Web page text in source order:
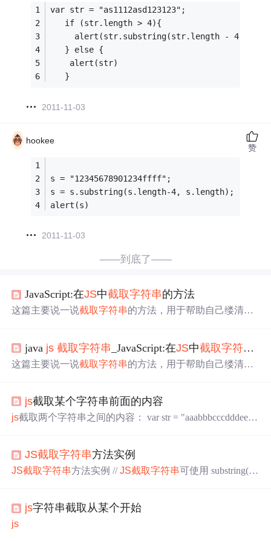
var str = "as1112asd123123";
   if (str.length > 4){
   	 alert(str.substring(str.length - 4))
   } else {
   	alert(str)
   }
2011-11-03
hookee
s = "12345678901234ffff";
s = s.substring(s.length-4, s.length);
alert(s)
2011-11-03
赞
——到底了——
JavaScript:在JS中截取字符串的方法
这篇主要说一说截取字符串的方法，用于帮助自己缕清方
方法有slice()、substring()、substr()这三种方法，我主要为了
捋清楚这三种方法的相同点与不同点，在什么情况下适用
出的链接是Javascript Array对象的 slice()方法，是对数组的
操作。
java js 截取字符串 _JavaScript:在JS中截取字符串
这篇主要说一说截取字符串的方法，用于帮助自己缕清方
有slice()、substring()、substr()这三种方法，我主要为了捋清
楚这三种方法的相同点与不同点，在什么情况下适用于哪
js截取某个字符串前面的内容
js截取两个字符串之间的内容： var str = "aaabbbcccdddeeeff
f"; tr = str.match(/(\S*)fff/)[1]; alert...
JS截取字符串方法实例
JS截取字符串方法实例 //JS截取字符串可使用 substring()
不包括end位置的字符。 // 功能：字符串截取，比如想
从"MinidxSearchEngine"中得到"Minidx"就要用到substring
js字符串截取从某个开始
js